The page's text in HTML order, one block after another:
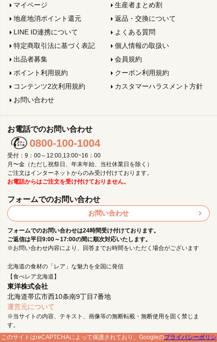
マイページ
生産者まとめ割
地産地消ポイント還元
返品・交換について
LINE ID連携について
よくある質問
特定商取引法に基づく表記
個人情報の取扱い
出品者募集
会員規約
ポイント利用規約
クーポン利用規約
コンテンツ2次利用規約
カスタマーハラスメント方針
お問い合わせ
北海道の食材の「レア」な魅力を全国に発信
【食べレア北海道】
東洋株式会社
北海道帯広市西10条南9丁目7番地
運営元について
※当サイトの内容、テキスト、画像等の無断転載・無断使用を固く禁じま
す。
お電話でのお問い合わせ
0800-100-1004
受付：9：00～12:00,13:00~16：00
月〜金（ただし祝祭日、年末年始、当社休業日を除く）
ご注文はインターネットからのみ受け付けております。
お電話からはご注文を受け付けておりません。
フォームでのお問い合わせ
お問い合わせ
フォームでのお問い合わせは24時間受け付けております。
ご返信は平日9:00～17:00の間に順次対応いたします。
※お問い合わせ内容により、回答までお時間をいただく場合がございます
このサイトはreCAPTCHAによって保護されており、Googleのプライバシーポリシ